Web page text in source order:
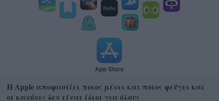
Η Apple αποφασίζει ποιος μένει και ποιος φεύγει και
οι κανόνες δεν είναι ίδιοι για όλους